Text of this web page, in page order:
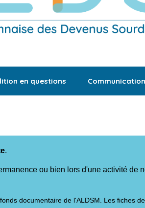
en questions Communication
.
ou bien lors d'une activité de
documentaire de l'ALDSM. Les fiches